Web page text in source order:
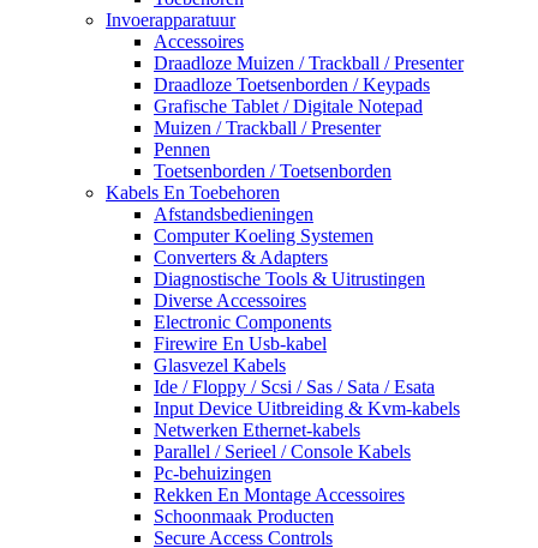
Invoerapparatuur
Accessoires
Draadloze Muizen / Trackball / Presenter
Draadloze Toetsenborden / Keypads
Grafische Tablet / Digitale Notepad
Muizen / Trackball / Presenter
Pennen
Toetsenborden / Toetsenborden
Kabels En Toebehoren
Afstandsbedieningen
Computer Koeling Systemen
Converters & Adapters
Diagnostische Tools & Uitrustingen
Diverse Accessoires
Electronic Components
Firewire En Usb-kabel
Glasvezel Kabels
Ide / Floppy / Scsi / Sas / Sata / Esata
Input Device Uitbreiding & Kvm-kabels
Netwerken Ethernet-kabels
Parallel / Serieel / Console Kabels
Pc-behuizingen
Rekken En Montage Accessoires
Schoonmaak Producten
Secure Access Controls